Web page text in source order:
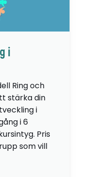
i
Ring och
stärka din
i
i 6
Pris
som vill